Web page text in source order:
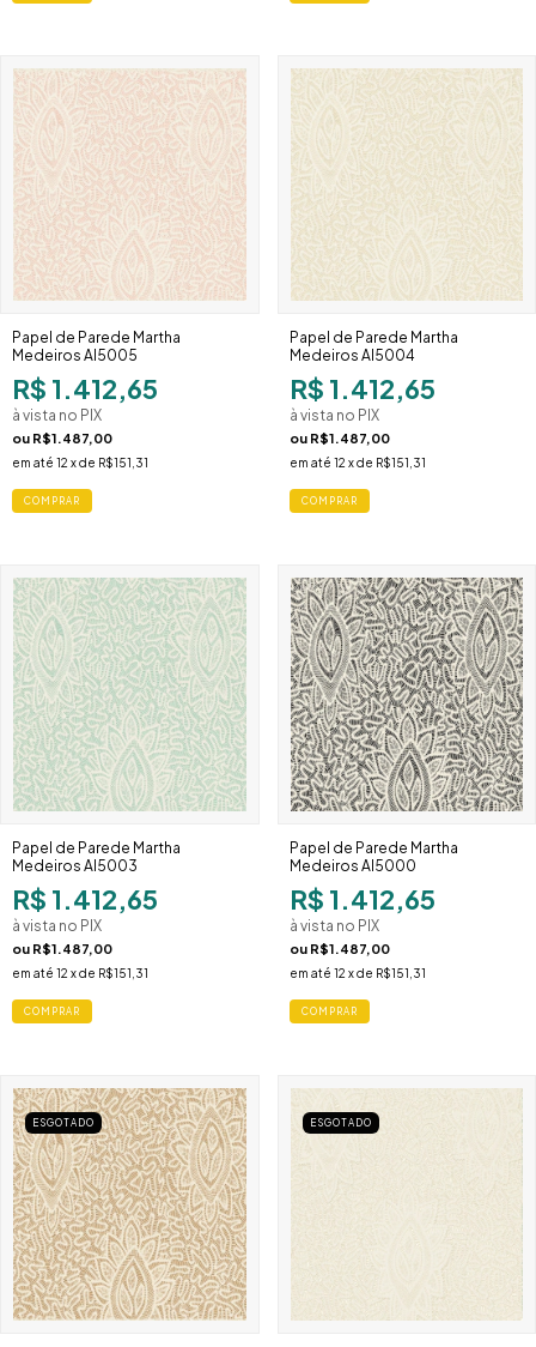
Papel de Parede Martha
Medeiros AI5005
R$ 1.412,65
à vista no PIX
ou R$1.487,00
em até 12 x de R$151,31
Papel de Parede Martha
Medeiros AI5004
R$ 1.412,65
à vista no PIX
ou R$1.487,00
em até 12 x de R$151,31
Papel de Parede Martha
Medeiros AI5003
R$ 1.412,65
à vista no PIX
ou R$1.487,00
em até 12 x de R$151,31
Papel de Parede Martha
Medeiros AI5000
R$ 1.412,65
à vista no PIX
ou R$1.487,00
em até 12 x de R$151,31
ESGOTADO ESGOTADO